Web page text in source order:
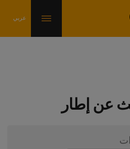
عن إطار